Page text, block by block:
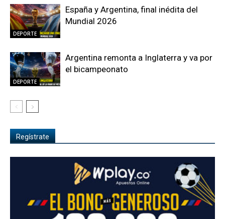
DEPORTE
España y Argentina, final inédita del
Mundial 2026
DEPORTE
Argentina remonta a Inglaterra y va por
el bicampeonato
Regístrate